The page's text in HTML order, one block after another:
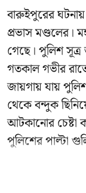
বারুইপুরের
প্রভাস মণ্ডলের।
গেছে। পুলিশ সূত্র
গতকাল গভীর
জায়গায় যায়
থেকে বন্দুক
আটকানোর চেষ্টা
পুলিশের পাল্টা